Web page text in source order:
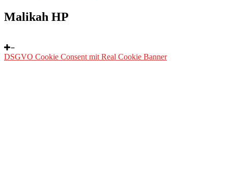
Malikah HP
DSGVO Cookie Consent mit Real Cookie Banner